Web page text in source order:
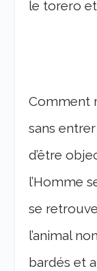
le torero et
Comment
sans
d’être
l’Homme
se
l’animal
bardés et